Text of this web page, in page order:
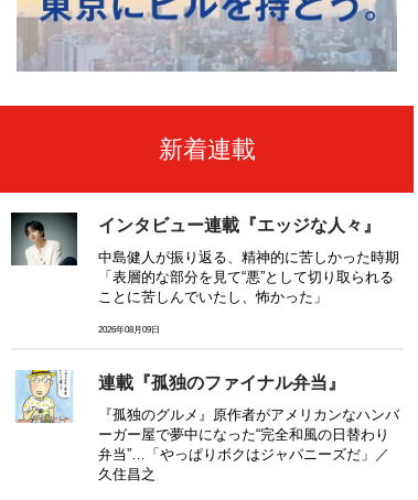
新着連載
インタビュー連載『エッジな人々』
中島健人が振り返る、精神的に苦しかった時期
「表層的な部分を見て“悪”として切り取られる
ことに苦しんでいたし、怖かった」
2026年08月09日
連載『孤独のファイナル弁当』
『孤独のグルメ』原作者がアメリカンなハンバ
ーガー屋で夢中になった“完全和風の日替わり
弁当”…「やっぱりボクはジャパニーズだ」／
久住昌之